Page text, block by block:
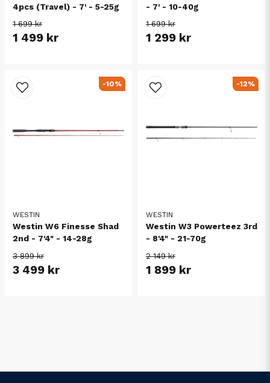
4pcs (Travel) - 7' - 5-25g
1 699 kr
1 499 kr
- 7' - 10-40g
1 699 kr
1 299 kr
WESTIN
Westin W6 Finesse Shad
2nd - 7'4" - 14-28g
3 899 kr
3 499 kr
-10%
WESTIN
Westin W3 Powerteez 3rd
- 8'4" - 21-70g
2 149 kr
1 899 kr
-12%